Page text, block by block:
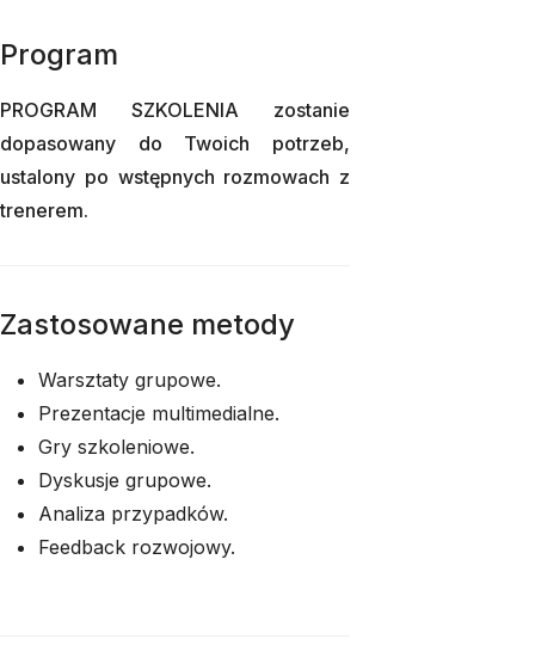
Program
PROGRAM SZKOLENIA zostanie
dopasowany do Twoich potrzeb,
ustalony po wstępnych rozmowach z
trenerem.
Zastosowane metody
Warsztaty grupowe.
Prezentacje multimedialne.
Gry szkoleniowe.
Dyskusje grupowe.
Analiza przypadków.
Feedback rozwojowy.